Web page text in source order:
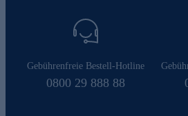
Gebührenfreie Bestell-Hotline
0800 29 888 88